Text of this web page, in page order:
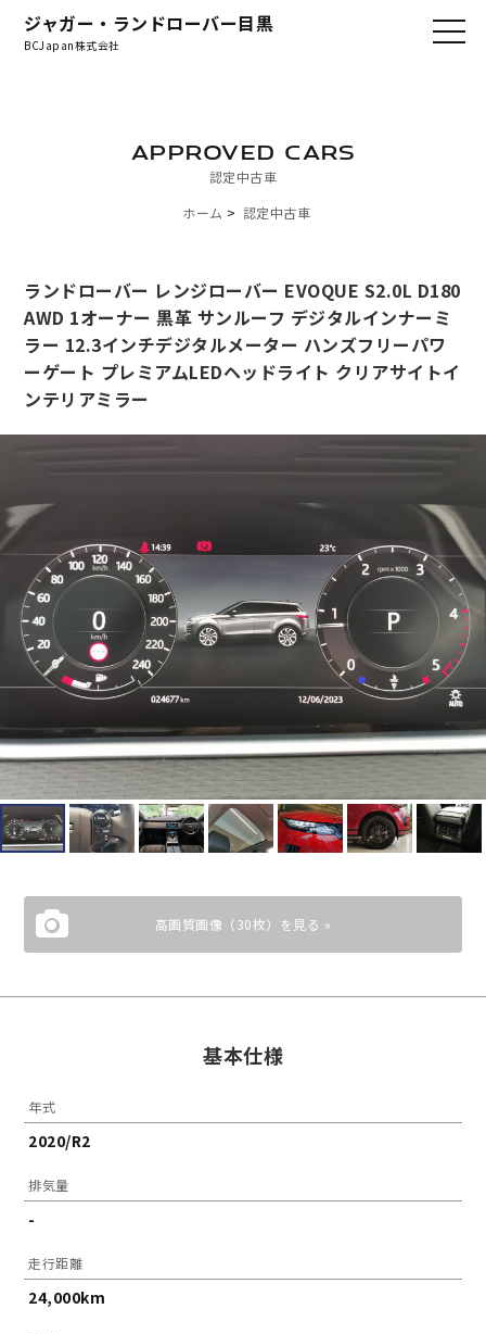
ジャガー・ランドローバー目黒
BCJapan株式会社
認定中古車
APPROVED CARS
ホーム 認定中古車
ランドローバー レンジローバー EVOQUE S2.0L D180
AWD 1オーナー 黒革 サンルーフ デジタルインナーミ
ラー 12.3インチデジタルメーター ハンズフリーパワ
ーゲート プレミアムLEDヘッドライト クリアサイトイ
ンテリアミラー
高画質画像（30枚）を見る »
基本仕様
年式
2020/R2
排気量
-
走行距離
24,000km